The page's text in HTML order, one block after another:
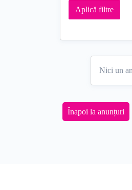
Nici un
Înapoi la anunțuri